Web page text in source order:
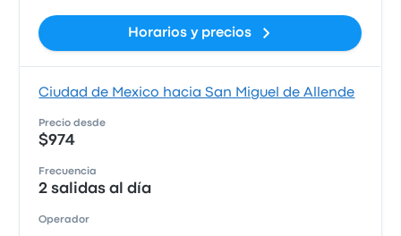
Horarios y precios
Ciudad de Mexico hacia San Miguel de Allende
Precio desde
$974
Frecuencia
2 salidas al día
Operador